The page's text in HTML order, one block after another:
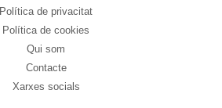
Política de privacitat
Política de cookies
Qui som
Contacte
Xarxes socials